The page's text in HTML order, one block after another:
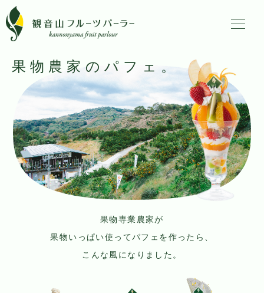
果物農家のパフェ。
果物専業農家が
果物いっぱい使ってパフェを作ったら、
こんな風になりました。